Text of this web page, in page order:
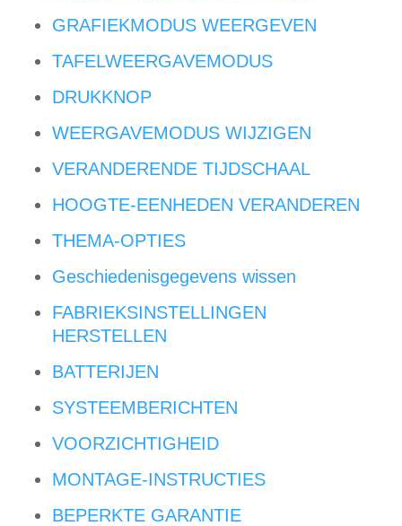
GRAFIEKMODUS WEERGEVEN
TAFELWEERGAVEMODUS
DRUKKNOP
WEERGAVEMODUS WIJZIGEN
VERANDERENDE TIJDSCHAAL
HOOGTE-EENHEDEN VERANDEREN
THEMA-OPTIES
Geschiedenisgegevens wissen
FABRIEKSINSTELLINGEN
HERSTELLEN
BATTERIJEN
SYSTEEMBERICHTEN
VOORZICHTIGHEID
MONTAGE-INSTRUCTIES
BEPERKTE GARANTIE